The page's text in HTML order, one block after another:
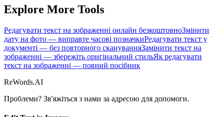
Explore More Tools
Редагувати текст на зображенні онлайн безкоштовноЗмінити
дату на фото — виправте часові позначкиРедагувати текст у
документі — без повторного скануванняЗамінити текст на
зображенні — збережіть оригінальний стильЯк редагувати
текст на зображенні — повний посібник
ReWords.AI
Проблеми? Зв'яжіться з нами за адресою для допомоги.